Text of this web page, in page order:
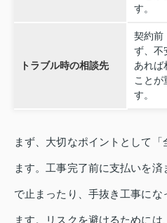
す。
トラブル時の相談先
契約前
ず、不
あれば
ことが
す。
まず、大切なポイントとして
ます。工事完了前に支払いを
で止まったり、手抜き工事にな
ます。リスクを避けるために